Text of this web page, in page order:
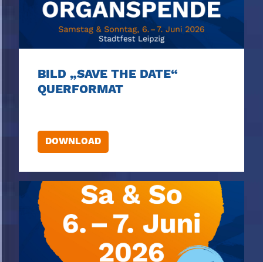
BILD „SAVE THE DATE“
QUERFORMAT
DOWNLOAD